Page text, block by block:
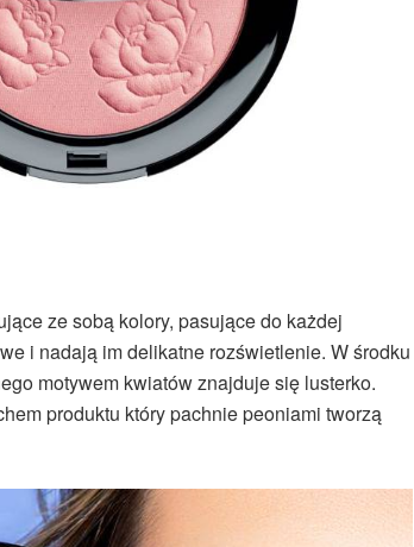
ze sobą kolory, pasujące do każdej
i nadają im delikatne rozświetlenie. W środku
motywem kwiatów znajduje się lusterko.
produktu który pachnie peoniami tworzą